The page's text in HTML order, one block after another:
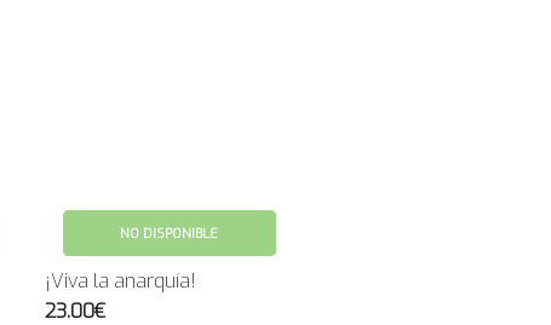
NO DISPONIBLE
¡Viva la anarquía!
23.00€